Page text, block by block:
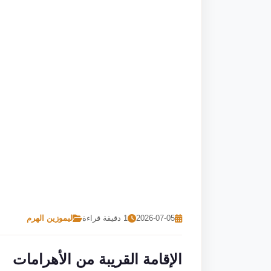
2026-07-05 1 دقيقة قراءة ليموزين الهرم
الإقامة القريبة من الأهرامات